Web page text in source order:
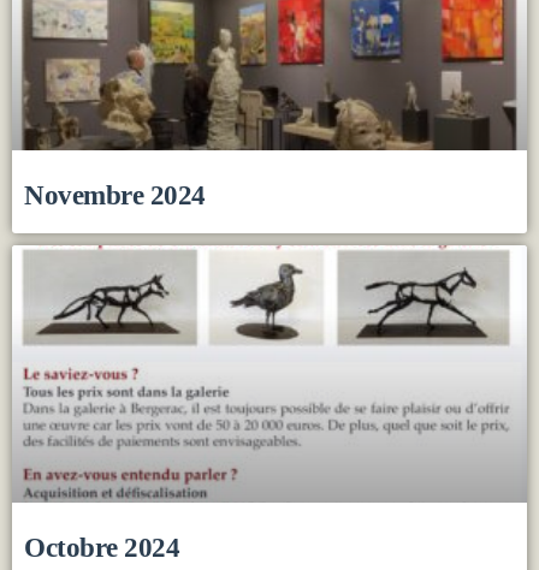
Novembre 2024
Octobre 2024